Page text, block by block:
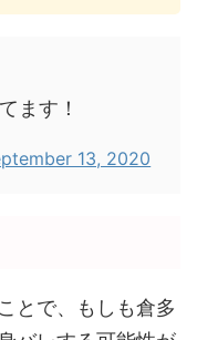
ます！
13, 2020
とで、もしも倉多